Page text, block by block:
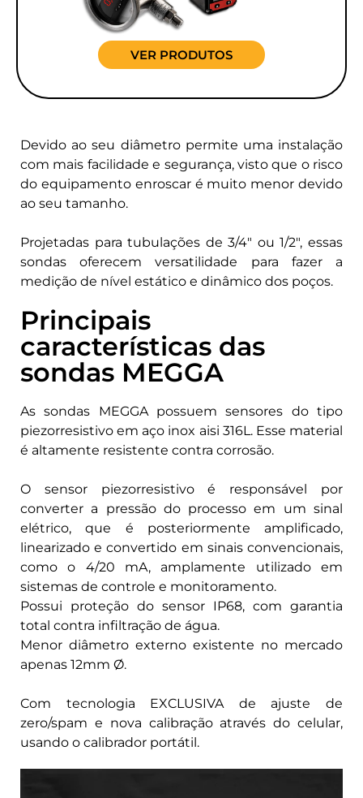
VER PRODUTOS
Devido ao seu diâmetro permite uma instalação
com mais facilidade e segurança, visto que o risco
do equipamento enroscar é muito menor devido
ao seu tamanho.
Projetadas para tubulações de 3/4″ ou 1/2″, essas
sondas oferecem versatilidade para fazer a
medição de nível estático e dinâmico dos poços.
Principais
características das
sondas MEGGA
As sondas MEGGA possuem sensores do tipo
piezorresistivo em aço inox aisi 316L. Esse material
é altamente resistente contra corrosão.
O sensor piezorresistivo é responsável por
converter a pressão do processo em um sinal
elétrico, que é posteriormente amplificado,
linearizado e convertido em sinais convencionais,
como o 4/20 mA, amplamente utilizado em
sistemas de controle e monitoramento.
Possui proteção do sensor IP68, com garantia
total contra infiltração de água.
Menor diâmetro externo existente no mercado
apenas 12mm Ø.
Com tecnologia EXCLUSIVA de ajuste de
zero/spam e nova calibração através do celular,
usando o calibrador portátil.